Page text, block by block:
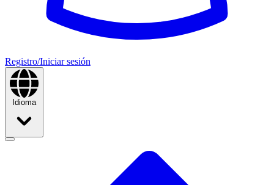
Registro/Iniciar sesión
Idioma